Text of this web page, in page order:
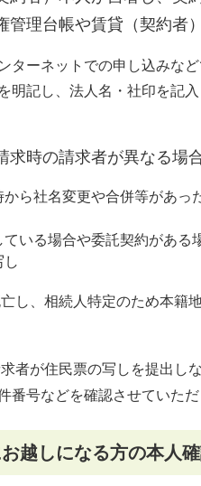
管理台帳や賃貸（契約者
ンターネットでの申し込みな
明記し、法人名・社印を記
時の請求者が異なる場
から社名変更や合併等があっ
ている場合や委託契約がある
し
し、相続人特定のため本籍
者が住民票の写しを提出し
番号などを確認させていただ
越しになる方の本人